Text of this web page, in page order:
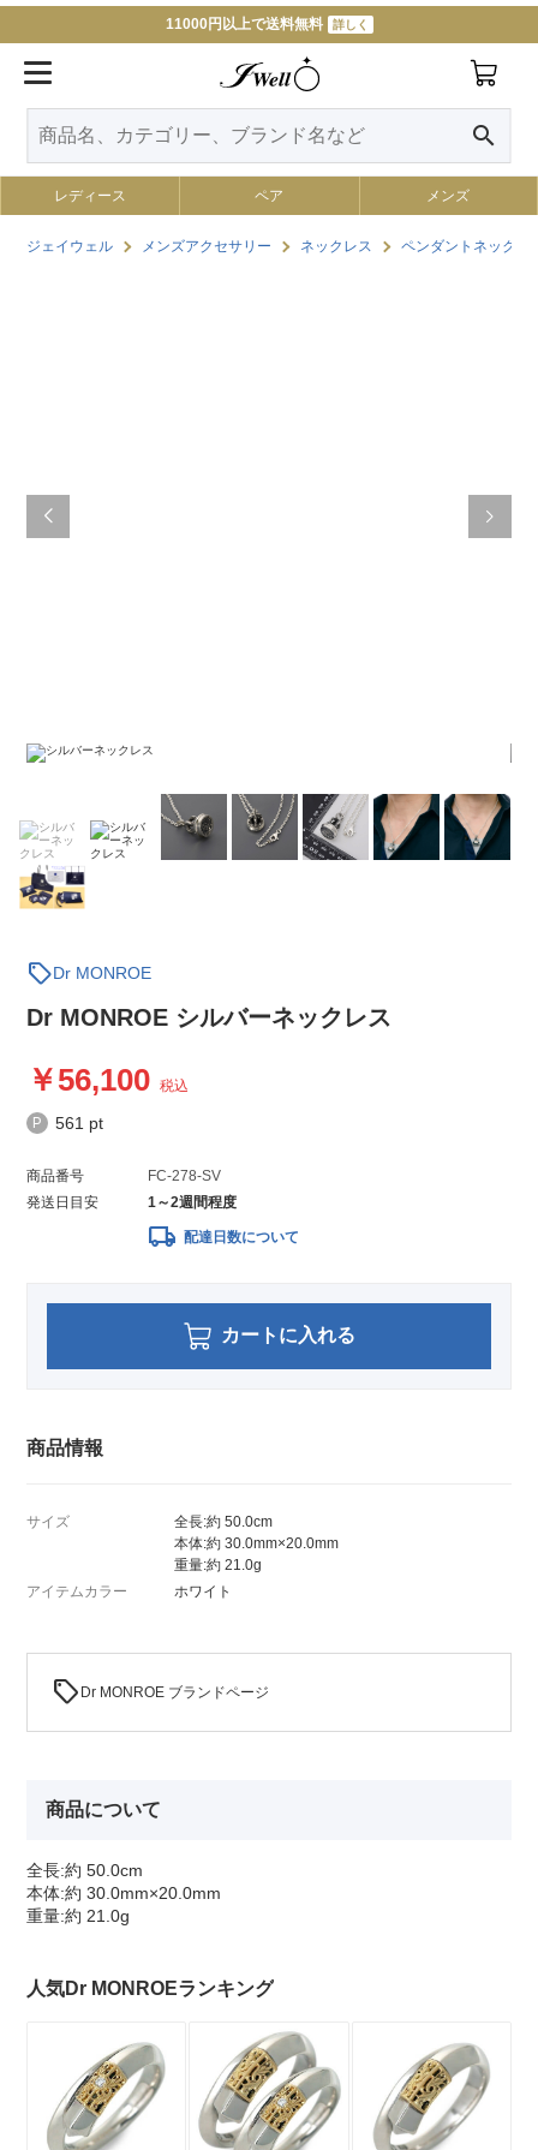
11000円以上で送料無料 詳しく
search
レディース ペア メンズ
ジェイウェル メンズアクセサリー ネックレス ペンダントネックレ
sellDr MONROE
Dr MONROE シルバーネックレス
56,100 税込
561 pt
商品番号
FC-278-SV
発送日目安
1～2週間程度
local_shipping 配達日数について
カートに入れる
商品情報
サイズ
全長:約 50.0cm
本体:約 30.0mm×20.0mm
重量:約 21.0g
アイテムカラー
ホワイト
sell Dr MONROE ブランドページ
商品について
全長:約 50.0cm
本体:約 30.0mm×20.0mm
重量:約 21.0g
人気Dr MONROEランキング